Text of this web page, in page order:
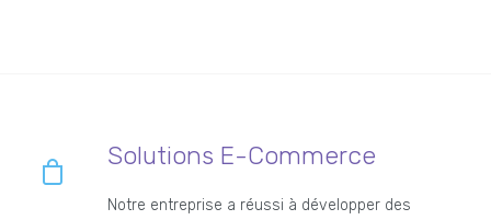
Solutions E-Commerce
Notre entreprise a réussi à développer des